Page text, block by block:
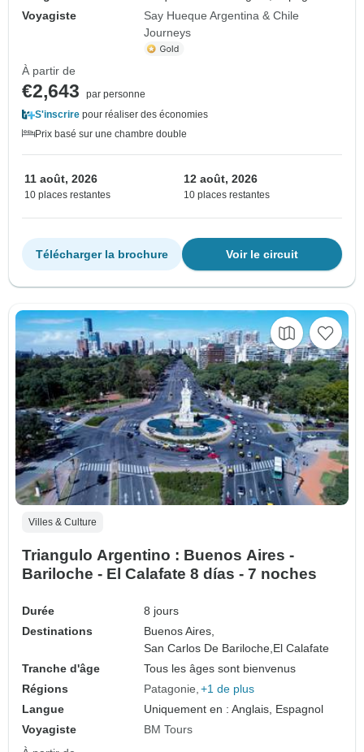
Voyagiste
Say Hueque Argentina & Chile
Journeys
À partir de
€2,643
par personne
S'inscrire pour réaliser des économies
Prix basé sur une chambre double
11 août, 2026
10 places restantes
12 août, 2026
10 places restantes
Voir le circuit
Télécharger la brochure
Villes & Culture
Triangulo Argentino : Buenos Aires -
Bariloche - El Calafate 8 días - 7 noches
Durée
8 jours
Destinations
Buenos Aires,
San Carlos De Bariloche, El Calafate
Tranche d'âge
Tous les âges sont bienvenus
Régions
Patagonie +1 de plus
Langue
Uniquement en : Anglais, Espagnol
Voyagiste
BM Tours